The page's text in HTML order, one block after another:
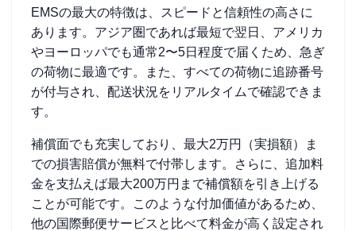
EMSの最大の特徴は、スピードと信頼性の高さに
あります。アジア圏であれば最短で翌日、アメリカ
やヨーロッパでも通常2〜5日程度で届くため、急ぎ
の荷物に最適です。また、すべての荷物に追跡番号
が付与され、配送状況をリアルタイムで確認できま
す。
補償面でも充実しており、最大2万円（実損額）ま
での損害賠償が無料で付帯します。さらに、追加料
金を支払えば最大200万円まで補償額を引き上げる
ことが可能です。このような付加価値があるため、
他の国際郵便サービスと比べて料金が高く設定され